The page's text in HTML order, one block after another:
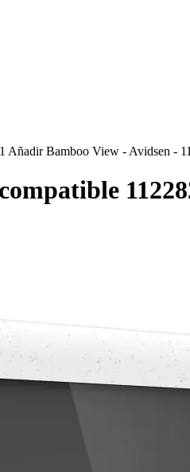
Añadir Bamboo View - Avidsen -